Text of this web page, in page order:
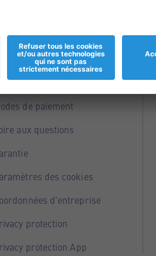
Informations
de paiement
aux questions
des cookies
d'entreprise
protection
protection App